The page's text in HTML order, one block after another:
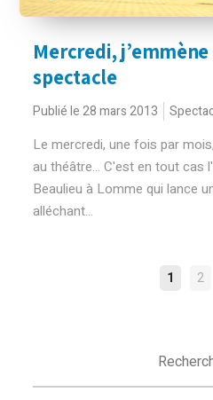
Mercredi,
spectacle
Publié le 28 mars 2013
Le mercredi, une fois par
au théâtre... C'est en tout cas
Beaulieu à Lomme qui lance
alléchant...
1 2